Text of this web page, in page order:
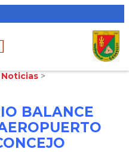
>
BALANCE